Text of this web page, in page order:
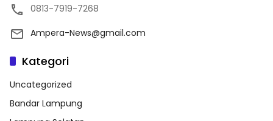
0813-7919-7268
Ampera-News@gmail.com
Kategori
Uncategorized
Bandar Lampung